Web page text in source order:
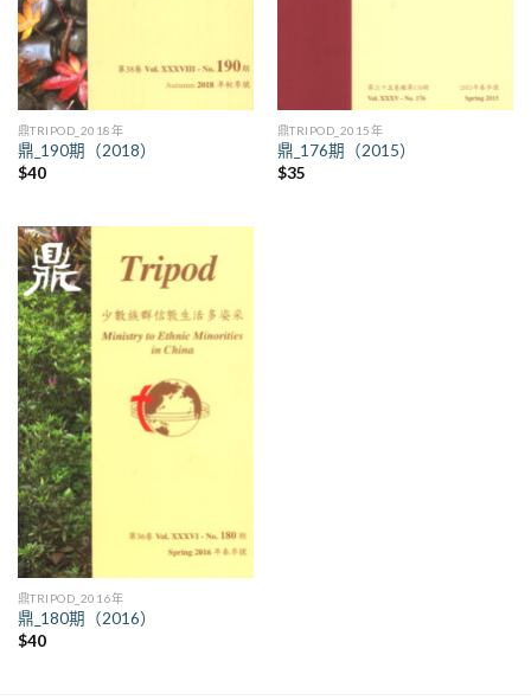
鼎TRIPOD_2018年
鼎_190期（2018）
$40
鼎TRIPOD_2015年
鼎_176期（2015）
$35
鼎TRIPOD_2016年
鼎_180期（2016）
$40